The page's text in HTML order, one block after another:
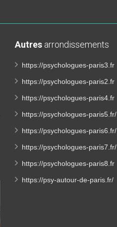
Autres arrondissements
https://psychologues-paris3.fr
https://psychologues-paris2.fr
https://psychologues-paris4.fr
https://psychologues-paris5.fr/
https://psychologues-paris6.fr/
https://psychologues-paris7.fr/
https://psychologues-paris8.fr
https://psy-autour-de-paris.fr/